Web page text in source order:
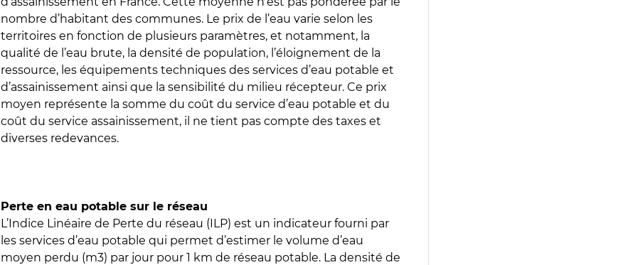
nombre d’habitant des communes. Le prix de l’eau varie selon les
territoires en fonction de plusieurs paramètres, et notamment, la
qualité de l’eau brute, la densité de population, l’éloignement de la
ressource, les équipements techniques des services d’eau potable et
d’assainissement ainsi que la sensibilité du milieu récepteur. Ce prix
moyen représente la somme du coût du service d’eau potable et du
coût du service assainissement, il ne tient pas compte des taxes et
diverses redevances.
Perte en eau potable sur le réseau
L’Indice Linéaire de Perte du réseau (ILP) est un indicateur fourni par
les services d’eau potable qui permet d’estimer le volume d’eau
moyen perdu (m3) par jour pour 1 km de réseau potable. La densité de